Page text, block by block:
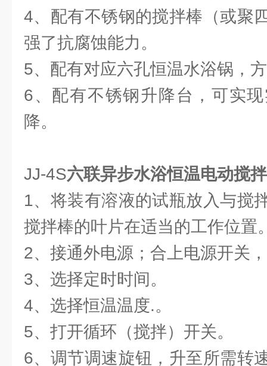
4、配有不锈钢的搅拌棒（或聚
强了抗腐蚀能力。
5、配有对应六孔恒温水浴锅，
6、配有不锈钢升降台，可实
降。
JJ-4S六联异步水浴恒温电动搅
1、将装有溶液的试瓶放入与搅
搅拌棒的叶片在适当的工作位置
2、接通外电源；合上电源开关
3、选择定时时间。
4、选择恒温温度.。
5、打开循环（搅拌）开关。
6、调节调速旋钮，升至所需转